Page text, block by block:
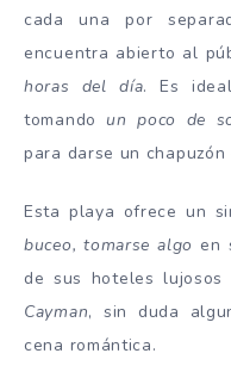
cada una por
encuentra abierto al
horas del día. Es
tomando un poco de
para darse un
Esta playa ofrece un
buceo, tomarse algo en
de sus hoteles
Cayman, sin duda
cena romántica.